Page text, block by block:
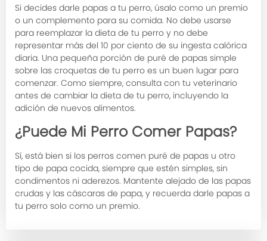
Si decides darle papas a tu perro, úsalo como un premio
o un complemento para su comida. No debe usarse
para reemplazar la dieta de tu perro y no debe
representar más del 10 por ciento de su ingesta calórica
diaria. Una pequeña porción de puré de papas simple
sobre las croquetas de tu perro es un buen lugar para
comenzar. Como siempre, consulta con tu veterinario
antes de cambiar la dieta de tu perro, incluyendo la
adición de nuevos alimentos.
¿Puede Mi Perro Comer Papas?
Sí, está bien si los perros comen puré de papas u otro
tipo de papa cocida, siempre que estén simples, sin
condimentos ni aderezos. Mantente alejado de las papas
crudas y las cáscaras de papa, y recuerda darle papas a
tu perro solo como un premio.